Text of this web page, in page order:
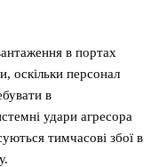
в портах
оскільки персонал
в
удари агресора
тимчасові збої в